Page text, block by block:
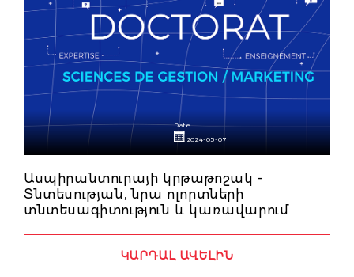
Date
2024-05-07
Ասպիրանտուրայի կրթաթոշակ -
Տնտեսության, նրա ոլորտների
տնտեսագիտություն և կառավարում
ԿԱՐԴԱԼ ԱՎԵԼԻՆ